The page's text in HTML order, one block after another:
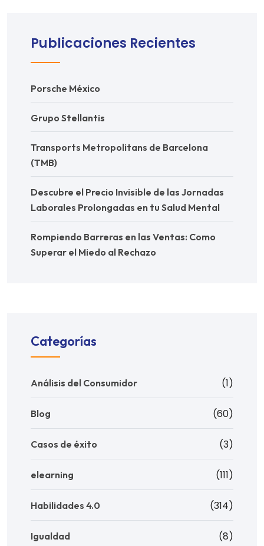
Publicaciones Recientes
Porsche México
Grupo Stellantis
Transports Metropolitans de Barcelona
(TMB)
Descubre el Precio Invisible de las Jornadas
Laborales Prolongadas en tu Salud Mental
Rompiendo Barreras en las Ventas: Como
Superar el Miedo al Rechazo
Categorías
Análisis del Consumidor (1)
Blog (60)
Casos de éxito (3)
elearning (111)
Habilidades 4.0 (314)
Igualdad (8)